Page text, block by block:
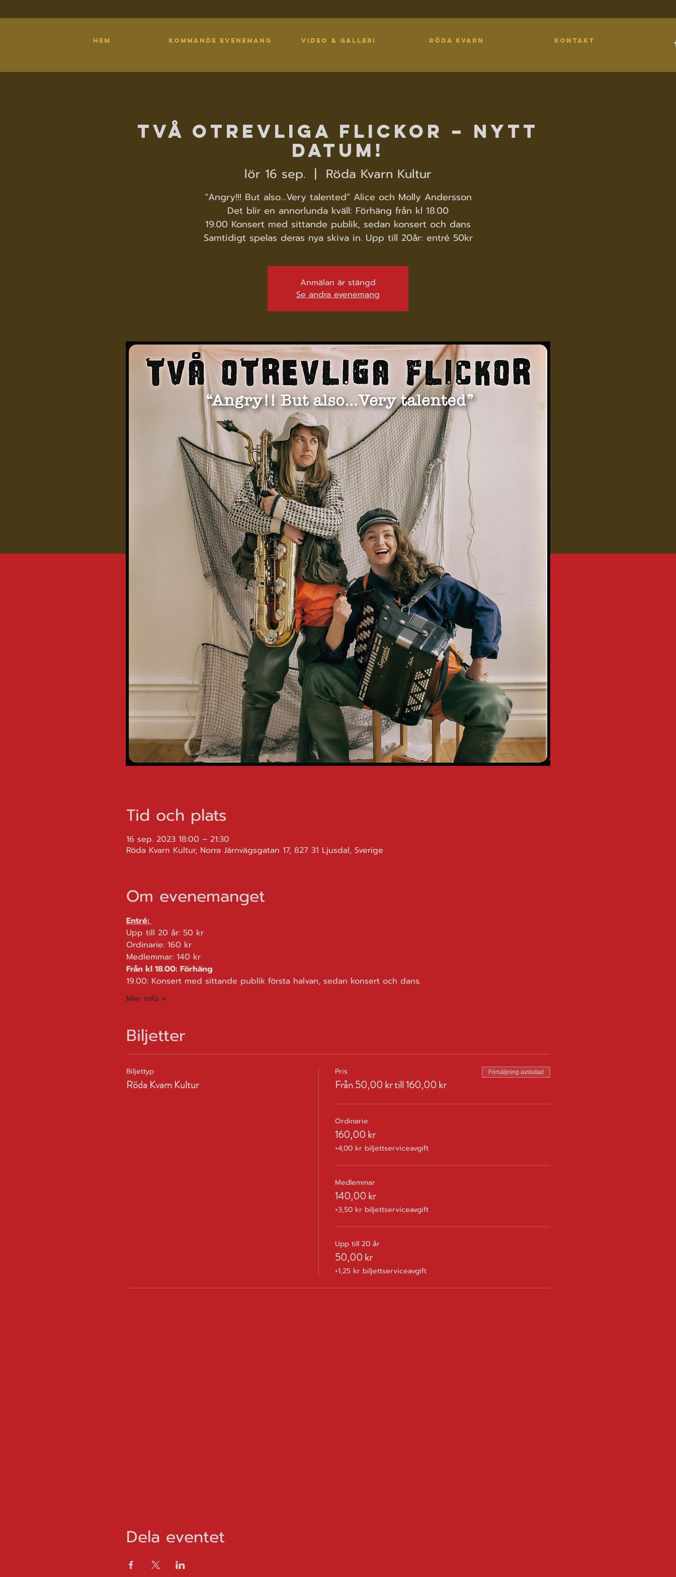
HEM KOMMANDE EVENEMANG VIDEO & GALLERI RÖDA KVARN KONTAKT
Två otrevliga flickor – Nytt
datum!
lör 16 sep.
  |
Röda Kvarn Kultur
“Angry!!! But also…Very talented” Alice och Molly Andersson
Det blir en annorlunda kväll: Förhäng från kl 18.00
19.00 Konsert med sittande publik, sedan konsert och dans
Samtidigt spelas deras nya skiva in. Upp till 20år: entré 50kr
Anmälan är stängd
Se andra evenemang
Tid och plats
16 sep. 2023 18:00 – 21:30
Röda Kvarn Kultur, Norra Järnvägsgatan 17, 827 31 Ljusdal, Sverige
Om evenemanget
Entré:
Upp till 20 år: 50 kr
Ordinarie: 160 kr
Medlemmar: 140 kr
Från kl 18.00: Förhäng
19.00: Konsert med sittande publik första halvan, sedan konsert och dans.
Mer info >
Biljetter
Biljettyp
Röda Kvarn Kultur
Pris
Från 50,00 kr till 160,00 kr
Försäljning avslutad
Ordinarie
160,00 kr
+4,00 kr biljettserviceavgift
Medlemmar
140,00 kr
+3,50 kr biljettserviceavgift
Upp till 20 år
50,00 kr
+1,25 kr biljettserviceavgift
Dela eventet